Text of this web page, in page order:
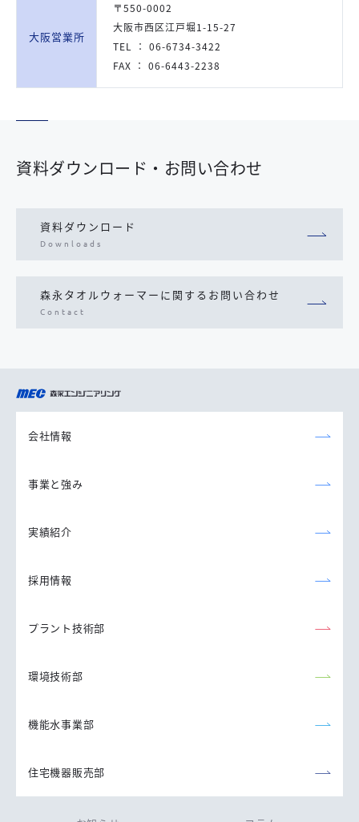
大阪営業所
〒550-0002
大阪市西区江戸堀1-15-27
TEL ： 06-6734-3422
FAX ： 06-6443-2238
資料ダウンロード・お問い合わせ
資料ダウンロード
Downloads
森永タオルウォーマーに関するお問い合わせ
Contact
森永エンジニアリング
株式会社
会社情報
事業と強み
実績紹介
採用情報
プラント技術部
環境技術部
機能水事業部
住宅機器販売部